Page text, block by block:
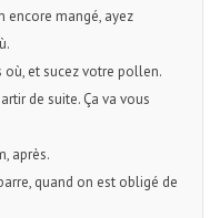
encore mangé, ayez
et sucez votre pollen.
de suite. Ça va vous
après.
quand on est obligé de